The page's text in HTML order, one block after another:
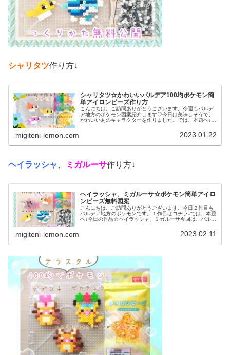
シャリタツ作り方↓
シャリタツ☆かわいいパルデア100均ポケモン簡
単アイロンビーズ作り方
こんにちは。ご訪問ありがとうございます。今週もパルデ
ア地方のポケモン図案紹介します♡今日は美味しそうで、
かわいいあのキャラクターを作りました。では、本題へ↓今
migiteni-lemon.com 2023.01.22
ヘイラッシャ ミガルーサ作り方↓
ヘイラッシャ、ミガルーサ☆ポケモン簡単アイロ
ンビーズ無料図案
こんにちは。ご訪問ありがとうございます。今日２作目も
パルデア地方のポケモンです。１作目はコチラ↓では、本題
へ↓今日の作品☆ヘイラッシャ、ミガルーサ今回は、パルデ
migiteni-lemon.com 2023.02.11